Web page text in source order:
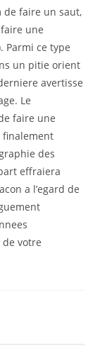
de faire un saut,
une
Parmi ce type
un pitie orient
avertisse
Le
faire une
finalement
des
effraiera
a l’egard de
votre